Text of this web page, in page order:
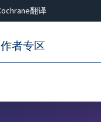
翻译
作者专区